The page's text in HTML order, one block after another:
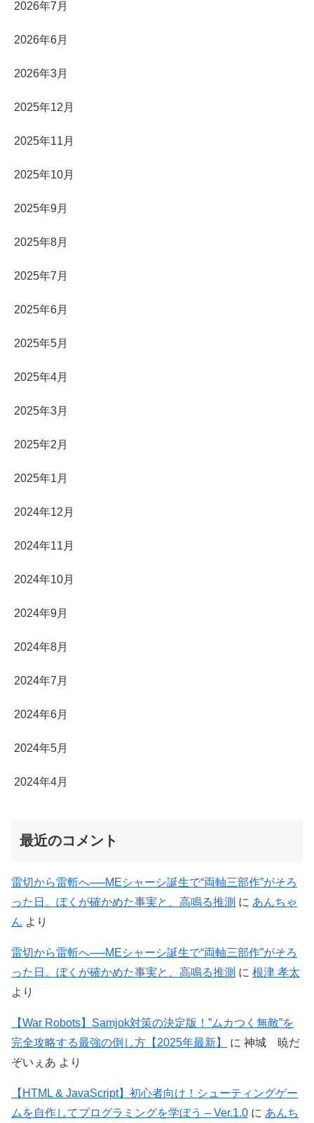
2026年7月
2026年6月
2026年3月
2025年12月
2025年11月
2025年10月
2025年9月
2025年8月
2025年7月
2025年6月
2025年5月
2025年4月
2025年3月
2025年2月
2025年1月
2024年12月
2024年11月
2024年10月
2024年9月
2024年8月
2024年7月
2024年6月
2024年5月
2024年4月
最近のコメント
雷切から雷斬へ──MEシャーシ誕生で“両軸三部作”がそろ
った日。ぼくが確かめた事実と、高鳴る推測 に あんちゃ
ん より
雷切から雷斬へ──MEシャーシ誕生で“両軸三部作”がそろ
った日。ぼくが確かめた事実と、高鳴る推測 に 根津 孝太
より
【War Robots】Samjok対策の決定版！”ムカつく無敵”を
完全攻略する最強の倒し方【2025年最新】
に 神城 暁だ
ぞいぇあ より
【HTML & JavaScript】初心者向け！シューティングゲー
ムを自作してプログラミングを学ぼう – Ver.1.0 に あんち